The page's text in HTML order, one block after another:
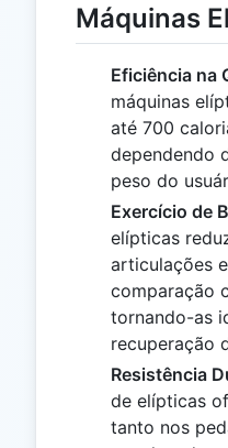
Máquinas
Eficiência na
máquinas
até 700
dependendo
peso do
Exercício de
elípticas
articulações
comparação
tornando-as
recuperação
Resistência
de elípticas
tanto nos